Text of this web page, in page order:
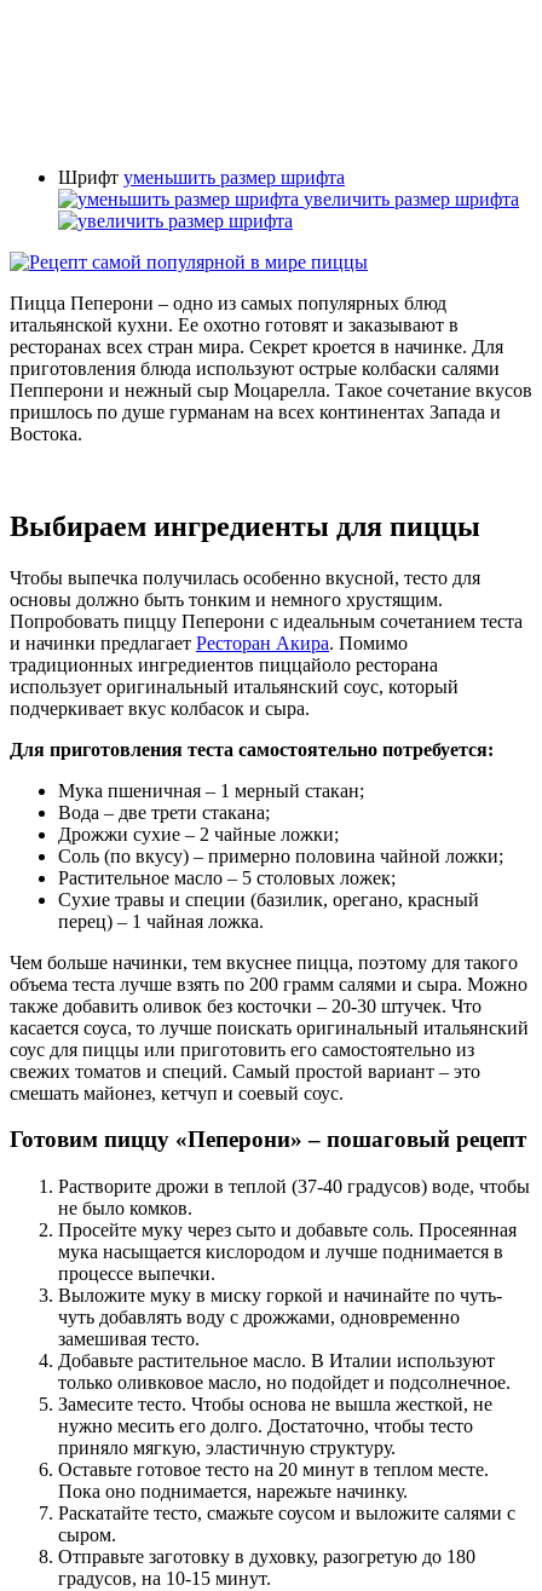
Шрифт уменьшить размер шрифта
увеличить размер шрифта
Пицца Пеперони – одно из самых популярных блюд
итальянской кухни. Ее охотно готовят и заказывают в
ресторанах всех стран мира. Секрет кроется в начинке. Для
приготовления блюда используют острые колбаски салями
Пепперони и нежный сыр Моцарелла. Такое сочетание вкусов
пришлось по душе гурманам на всех континентах Запада и
Востока.
Выбираем ингредиенты для пиццы
Чтобы выпечка получилась особенно вкусной, тесто для
основы должно быть тонким и немного хрустящим.
Попробовать пиццу Пеперони с идеальным сочетанием теста
и начинки предлагает Ресторан Акира. Помимо
традиционных ингредиентов пиццайоло ресторана
использует оригинальный итальянский соус, который
подчеркивает вкус колбасок и сыра.
Для приготовления теста самостоятельно потребуется:
Мука пшеничная – 1 мерный стакан;
Вода – две трети стакана;
Дрожжи сухие – 2 чайные ложки;
Соль (по вкусу) – примерно половина чайной ложки;
Растительное масло – 5 столовых ложек;
Сухие травы и специи (базилик, орегано, красный
перец) – 1 чайная ложка.
Чем больше начинки, тем вкуснее пицца, поэтому для такого
объема теста лучше взять по 200 грамм салями и сыра. Можно
также добавить оливок без косточки – 20-30 штучек. Что
касается соуса, то лучше поискать оригинальный итальянский
соус для пиццы или приготовить его самостоятельно из
свежих томатов и специй. Самый простой вариант – это
смешать майонез, кетчуп и соевый соус.
Готовим пиццу «Пеперони» – пошаговый рецепт
Растворите дрожи в теплой (37-40 градусов) воде, чтобы
не было комков.
Просейте муку через сыто и добавьте соль. Просеянная
мука насыщается кислородом и лучше поднимается в
процессе выпечки.
Выложите муку в миску горкой и начинайте по чуть-
чуть добавлять воду с дрожжами, одновременно
замешивая тесто.
Добавьте растительное масло. В Италии используют
только оливковое масло, но подойдет и подсолнечное.
Замесите тесто. Чтобы основа не вышла жесткой, не
нужно месить его долго. Достаточно, чтобы тесто
приняло мягкую, эластичную структуру.
Оставьте готовое тесто на 20 минут в теплом месте.
Пока оно поднимается, нарежьте начинку.
Раскатайте тесто, смажьте соусом и выложите салями с
сыром.
Отправьте заготовку в духовку, разогретую до 180
градусов, на 10-15 минут.